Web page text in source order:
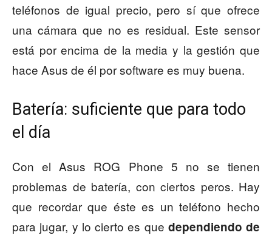
teléfonos de igual precio, pero sí que ofrece
una cámara que no es residual. Este sensor
está por encima de la media y la gestión que
hace Asus de él por software es muy buena.
Batería: suficiente que para todo
el día
Con el Asus ROG Phone 5 no se tienen
problemas de batería, con ciertos peros. Hay
que recordar que éste es un teléfono hecho
para jugar, y lo cierto es que dependiendo de